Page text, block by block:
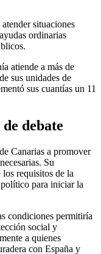
situaciones
ordinarias
atiende a más de
sus unidades de
sus cuantías un 11
debate
Canarias a promover
Su
requisitos de la
para iniciar la
condiciones permitiría
social y
a quienes
con España y